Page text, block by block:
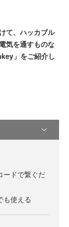
て、ハッカブル
気を通すものな
」をご紹介し
ードで繋ぐだ
も使える